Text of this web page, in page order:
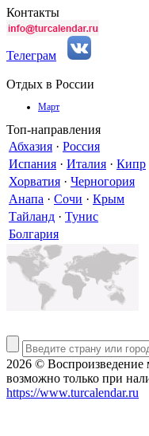
Контакты
Телеграм
Отдых в России
Март
Топ-направления
Абхазия · Россия
Испания · Италия · Кипр
Хорватия · Черногория
Анапа · Сочи · Крым
Тайланд · Тунис
Болгария
2026 © Воспроизведение
возможно только при
https://www.turcalendar.ru